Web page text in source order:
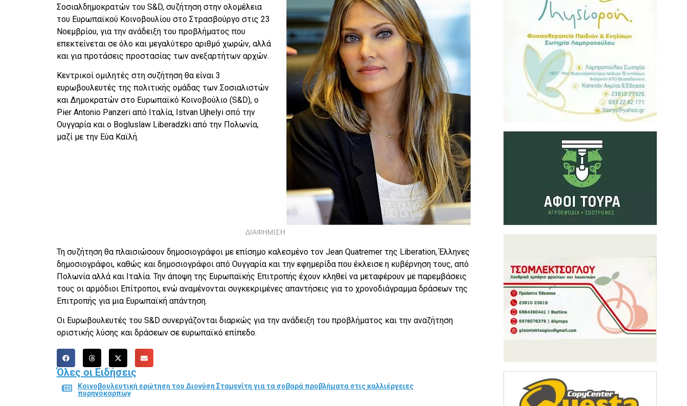
Σοσιαλδημοκρατών του S&D, συζήτηση στην ολομέλεια
του Ευρωπαϊκού Κοινοβουλίου στο Στρασβούργο στις 23
Νοεμβρίου, για την ανάδειξη του προβλήματος που
επεκτείνεται σε όλο και μεγαλύτερο αριθμό χωρών, αλλά
και για προτάσεις προστασίας των ανεξαρτήτων αρχών.
Κεντρικοί ομιλητές στη συζήτηση θα είναι 3
ευρωβουλευτές της πολιτικής ομάδας των Σοσιαλιστών
και Δημοκρατών στο Ευρωπαϊκό Κοινοβούλιο (S&D), ο
Pier Antonio Panzeri από Ιταλία, Istvan Ujhelyi σπό την
Ουγγαρία και ο Bogluslaw Liberadzki από την Πολωνία,
μαζί με την Εύα Καϊλή.
ΔΙΑΦΗΜΙΣΗ
Τη συζήτηση θα πλαισιώσουν δημοσιογράφοι με επίσημο καλεσμένο τον Jean Quatremer της Liberation, Έλληνες
δημοσιογράφοι, καθώς και δημοσιογράφοι από Ουγγαρία και την εφημερίδα που έκλεισε η κυβέρνηση τους, από
Πολωνία αλλά και Ιταλία. Την άποψη της Ευρωπαϊκής Επιτροπής έχουν κληθεί να μεταφέρουν με παρεμβάσεις
τους οι αρμόδιοι Επίτροποι, ενώ αναμένονται συγκεκριμένες απαντήσεις για το χρονοδιάγραμμα δράσεων της
Επιτροπής για μια Ευρωπαϊκή απάντηση.
Οι Ευρωβουλευτές του S&D συνεργάζονται διαρκώς για την ανάδειξη του προβλήματος και την αναζήτηση
οριστικής λύσης και δράσεων σε ευρωπαϊκό επίπεδο.
Όλες οι Ειδήσεις
Κοινοβουλευτική ερώτηση του Διονύση Σταμενίτη για τα σοβαρά προβλήματα στις καλλιέργειες
πυρηνόκαρπων